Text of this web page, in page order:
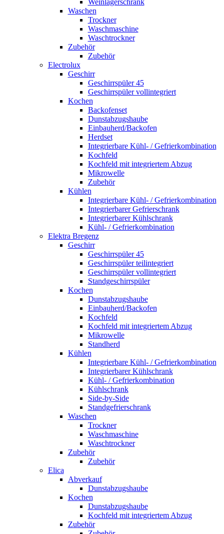
Weinlagerschrank
Waschen
Trockner
Waschmaschine
Waschtrockner
Zubehör
Zubehör
Electrolux
Geschirr
Geschirrspüler 45
Geschirrspüler vollintegriert
Kochen
Backofenset
Dunstabzugshaube
Einbauherd/Backofen
Herdset
Integrierbare Kühl- / Gefrierkombination
Kochfeld
Kochfeld mit integriertem Abzug
Mikrowelle
Zubehör
Kühlen
Integrierbare Kühl- / Gefrierkombination
Integrierbarer Gefrierschrank
Integrierbarer Kühlschrank
Kühl- / Gefrierkombination
Elektra Bregenz
Geschirr
Geschirrspüler 45
Geschirrspüler teilintegriert
Geschirrspüler vollintegriert
Standgeschirrspüler
Kochen
Dunstabzugshaube
Einbauherd/Backofen
Kochfeld
Kochfeld mit integriertem Abzug
Mikrowelle
Standherd
Kühlen
Integrierbare Kühl- / Gefrierkombination
Integrierbarer Kühlschrank
Kühl- / Gefrierkombination
Kühlschrank
Side-by-Side
Standgefrierschrank
Waschen
Trockner
Waschmaschine
Waschtrockner
Zubehör
Zubehör
Elica
Abverkauf
Dunstabzugshaube
Kochen
Dunstabzugshaube
Kochfeld mit integriertem Abzug
Zubehör